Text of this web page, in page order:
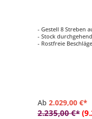
- Gestell 8 Streben
- Stock
- Rostfreie
Ab 2.029,00 €*
2.235,00 €*